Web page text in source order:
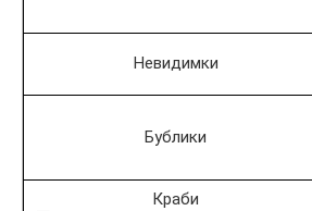
Невидимки
Бублики
Краби